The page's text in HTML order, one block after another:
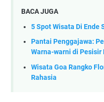
BACA JUGA
5 Spot Wisata Di Ende
Pantai Penggajawa:
Warna-warni di Pesisir
Wisata Goa Rangko
Rahasia